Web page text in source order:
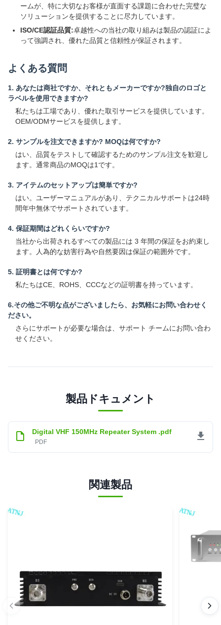
ームが、特に大切なお客様が直面する課題に合わせた完璧な
ソリューションを提供することに尽力しています。
ISO/CE認証品質:卓越性への当社の取り組みは製品の認証によ
って強調され、優れた品質と信頼性が保証されます。
よくある質問
1. あなたは商社ですか、それともメーカーですか?独自のロゴと
ラベルを使用できますか?
私たちは工場であり、優れた取引サービスを提供しています。
OEM/ODMサービスを提供します。
2. サンプルを注文できますか? MOQは何ですか?
はい、品質をテストして確認するためのサンプル注文を歓迎し
ます。通常商品のMOQは1です。
3. アイテムのセットアップは簡単ですか?
はい。ユーザーマニュアルがあり、テクニカルサポートは24時
間年中無休でサポートされています。
4. 保証期間はどれくらいですか?
当社から出荷されるすべての製品には 3 年間の保証をお約束し
ます。人為的な妨害行為や自然要因は保証の範囲外です。
5. 証明書とは何ですか?
私たちはCE、ROHS、CCCなどの証明書を持っています。
6.その他ご不明な点がございましたら、お気軽にお問い合わせく
ださい。
さらにサポートが必要な場合は、サポート チームにお問い合わ
せください。
製品ドキュメント
Digital VHF 150MHz Repeater System .pdf
PDF
関連製品